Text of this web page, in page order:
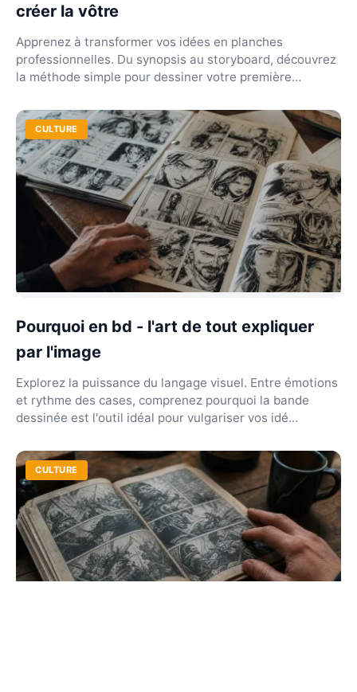
créer la vôtre
Apprenez à transformer vos idées en planches
professionnelles. Du synopsis au storyboard, découvrez
la méthode simple pour dessiner votre première
CULTURE
Pourquoi en bd - l'art de tout expliquer
par l'image
Explorez la puissance du langage visuel. Entre émotions
et rythme des cases, comprenez pourquoi la bande
dessinée est l'outil idéal pour vulgariser vos idé...
CULTURE